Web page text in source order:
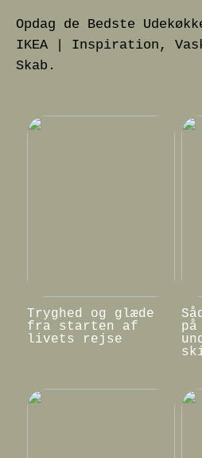
Opdag de Bedste
IKEA | Inspiration,
Skab.
Tryghed og glæde
fra starten af
livets rejse